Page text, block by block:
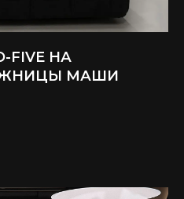
FIVE НА
МАШИ